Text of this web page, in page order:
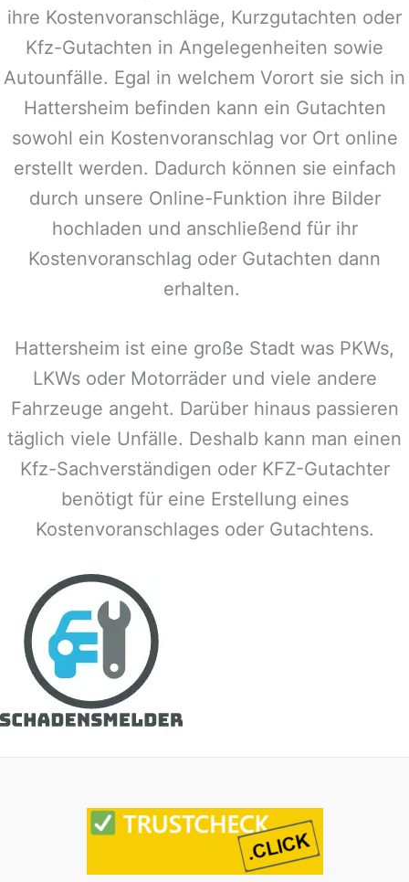
ihre Kostenvoranschläge, Kurzgutachten oder
Kfz-Gutachten in Angelegenheiten sowie
Autounfälle. Egal in welchem Vorort sie sich in
Hattersheim befinden kann ein Gutachten
sowohl ein Kostenvoranschlag vor Ort online
erstellt werden. Dadurch können sie einfach
durch unsere Online-Funktion ihre Bilder
hochladen und anschließend für ihr
Kostenvoranschlag oder Gutachten dann
erhalten.
Hattersheim ist eine große Stadt was PKWs,
LKWs oder Motorräder und viele andere
Fahrzeuge angeht. Darüber hinaus passieren
täglich viele Unfälle. Deshalb kann man einen
Kfz-Sachverständigen oder KFZ-Gutachter
benötigt für eine Erstellung eines
Kostenvoranschlages oder Gutachtens.